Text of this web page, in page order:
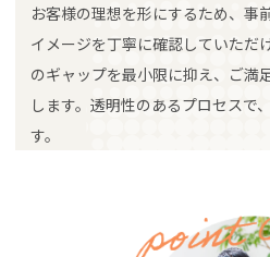
お客様の理想を形にするため、事
イメージを丁寧に確認していただ
のギャップを最小限に抑え、ご満
します。透明性のあるプロセスで
す。